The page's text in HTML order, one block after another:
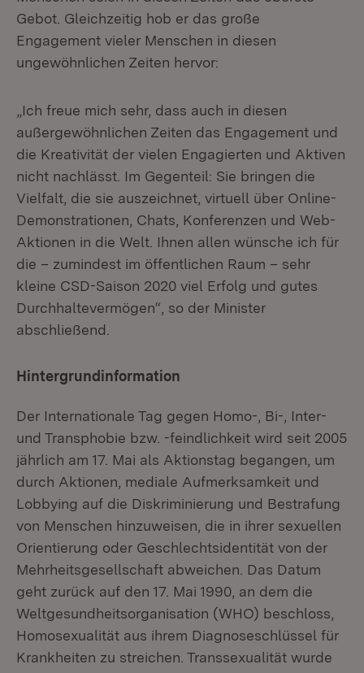
Gebot. Gleichzeitig hob er das große
Engagement vieler Menschen in diesen
ungewöhnlichen Zeiten hervor:
„Ich freue mich sehr, dass auch in diesen
außergewöhnlichen Zeiten das Engagement und
die Kreativität der vielen Engagierten und Aktiven
nicht nachlässt. Im Gegenteil: Sie bringen die
Vielfalt, die sie auszeichnet, virtuell über Online-
Demonstrationen, Chats, Konferenzen und Web-
Aktionen in die Welt. Ihnen allen wünsche ich für
die – zumindest im öffentlichen Raum – sehr
kleine CSD-Saison 2020 viel Erfolg und gutes
Durchhaltevermögen“, so der Minister
abschließend.
Hintergrundinformation
Der Internationale Tag gegen Homo-, Bi-, Inter-
und Transphobie bzw. -feindlichkeit wird seit 2005
jährlich am 17. Mai als Aktionstag begangen, um
durch Aktionen, mediale Aufmerksamkeit und
Lobbying auf die Diskriminierung und Bestrafung
von Menschen hinzuweisen, die in ihrer sexuellen
Orientierung oder Geschlechtsidentität von der
Mehrheitsgesellschaft abweichen. Das Datum
geht zurück auf den 17. Mai 1990, an dem die
Weltgesundheitsorganisation (WHO) beschloss,
Homosexualität aus ihrem Diagnoseschlüssel für
Krankheiten zu streichen. Transsexualität wurde